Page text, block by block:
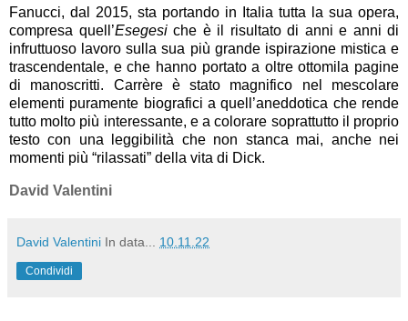
Fanucci, dal 2015, sta portando in Italia tutta la sua opera,
compresa quell’Esegesiche è il risultato di anni e anni di
infruttuoso lavoro sulla sua più grande ispirazione mistica e
trascendentale, e che hanno portato a oltre ottomila pagine
di manoscritti. Carrère è stato magnifico nel mescolare
elementi puramente biografici a quell’aneddotica che rende
tutto molto più interessante, e a colorare soprattutto il proprio
testo con una leggibilità che non stanca mai, anche nei
momenti più “rilassati” della vita di Dick.
David Valentini
David Valentini In data... 10.11.22
Condividi